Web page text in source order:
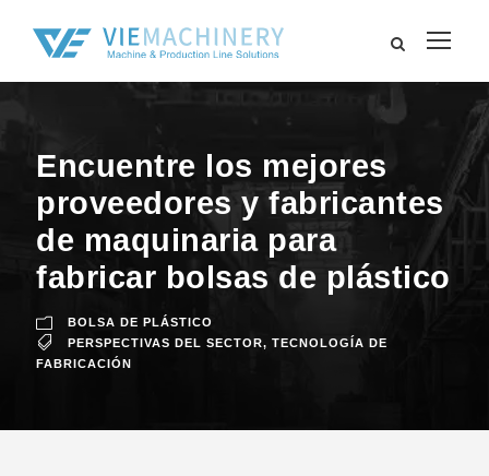
Encuentre los mejores
proveedores y fabricantes
de maquinaria para
fabricar bolsas de plástico
BOLSA DE PLÁSTICO
PERSPECTIVAS DEL SECTOR, TECNOLOGÍA DE
FABRICACIÓN